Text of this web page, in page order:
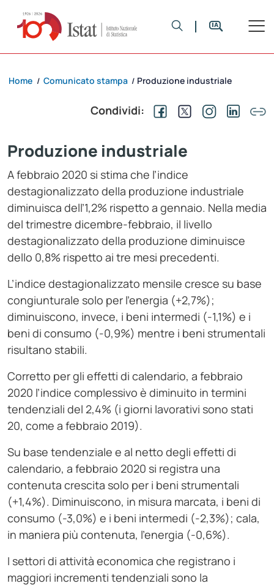
Home / Comunicato stampa / Produzione industriale
Condividi:
Produzione industriale
A febbraio 2020 si stima che l’indice
destagionalizzato della produzione industriale
diminuisca dell’1,2% rispetto a gennaio. Nella media
del trimestre dicembre-febbraio, il livello
destagionalizzato della produzione diminuisce
dello 0,8% rispetto ai tre mesi precedenti.
L’indice destagionalizzato mensile cresce su base
congiunturale solo per l’energia (+2,7%);
diminuiscono, invece, i beni intermedi (-1,1%) e i
beni di consumo (-0,9%) mentre i beni strumentali
risultano stabili.
Corretto per gli effetti di calendario, a febbraio
2020 l’indice complessivo è diminuito in termini
tendenziali del 2,4% (i giorni lavorativi sono stati
20, come a febbraio 2019).
Su base tendenziale e al netto degli effetti di
calendario, a febbraio 2020 si registra una
contenuta crescita solo per i beni strumentali
(+1,4%). Diminuiscono, in misura marcata, i beni di
consumo (-3,0%) e i beni intermedi (-2,3%); cala,
in maniera più contenuta, l’energia (-0,6%).
I settori di attività economica che registrano i
maggiori incrementi tendenziali sono la